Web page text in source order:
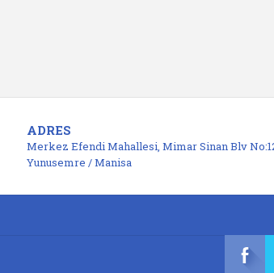
ADRES
Merkez Efendi Mahallesi, Mimar Sinan Blv
Yunusemre / Manisa